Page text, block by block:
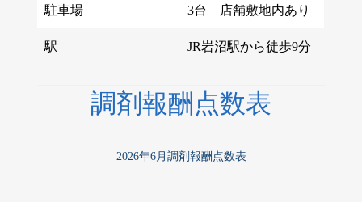
駐車場 3台 店舗敷地内あり
駅 JR岩沼駅から徒歩9分
調剤報酬点数表
2026年6月調剤報酬点数表